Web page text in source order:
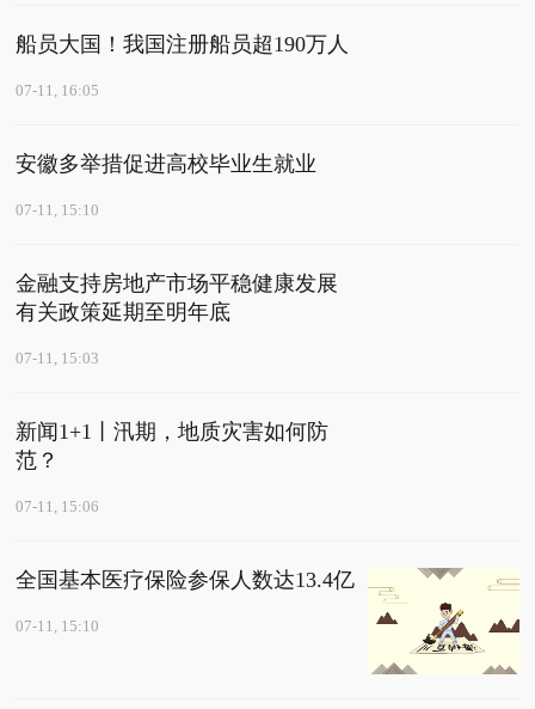
船员大国！我国注册船员超190万人
07-11, 16:05
安徽多举措促进高校毕业生就业
07-11, 15:10
金融支持房地产市场平稳健康发展
有关政策延期至明年底
07-11, 15:03
新闻1+1丨汛期，地质灾害如何防
范？
07-11, 15:06
全国基本医疗保险参保人数达13.4亿
07-11, 15:10